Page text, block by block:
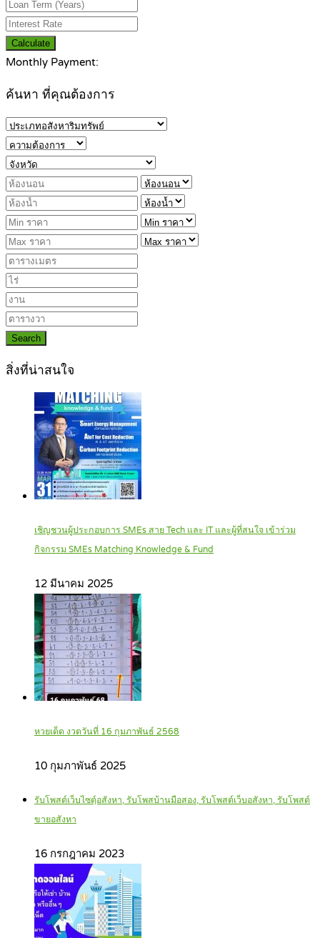
Calculate
Monthly Payment:
ค้นหา ที่คุณต้องการ
Search
สิ่งที่น่าสนใจ
เชิญชวนผู้ประกอบการ SMEs สาย Tech และ IT และผู้ที่สนใจ เข้าร่วม
กิจกรรม SMEs Matching Knowledge & Fund
12 มีนาคม 2025
หวยเด็ด งวดวันที่ 16 กุมภาพันธ์ 2568
10 กุมภาพันธ์ 2025
รับโพสต์เว็บไซตฺ์อสังหา, รับโพสบ้านมือสอง, รับโพสต์เว็บอสังหา, รับโพสต์
ขายอสังหา
16 กรกฎาคม 2023